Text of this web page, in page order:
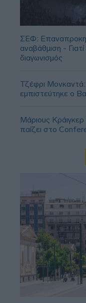
ΣΕΦ:
αναβάθμιση -
διαγωνισμός
Τζέφρι Μονκαντά:
εμπιστεύτηκε ο
Μάριους
παίζει στο